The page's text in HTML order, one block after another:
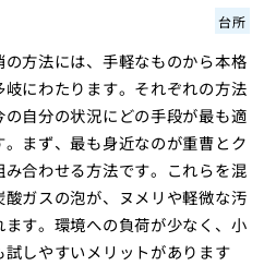
台所
方法には、手軽なものから本格
にわたります。それぞれの方法
自分の状況にどの手段が最も適
まず、最も身近なのが重曹とク
合わせる方法です。これらを混
ガスの泡が、ヌメリや軽微な汚
す。環境への負荷が少なく、小
しやすいメリットがあります